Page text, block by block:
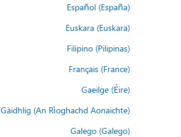
Español (España)
Euskara (Euskara)
Filipino (Pilipinas)
Français (France)
Gaeilge (Éire)
Gàidhlig (An Rìoghachd Aonaichte)
Galego (Galego)